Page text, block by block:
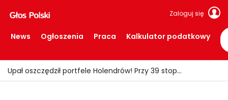
Zaloguj się
News Ogłoszenia Praca Kalkulator podatkowy
Upał oszczędził portfele Holendrów! Przy 39 stopniach wydawali wyraźnie mniej